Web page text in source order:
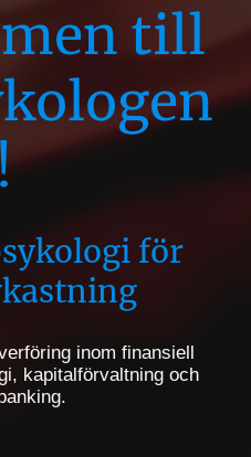
till
för
inom finansiell
kapitalförvaltning och